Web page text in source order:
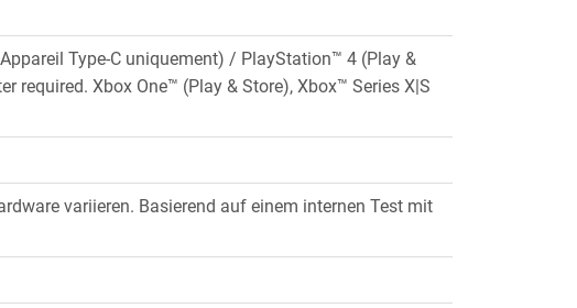
Type-C uniquement) / PlayStation™ 4 (Play &
required. Xbox One™ (Play & Store), Xbox™ Series X|S
variieren. Basierend auf einem internen Test mit